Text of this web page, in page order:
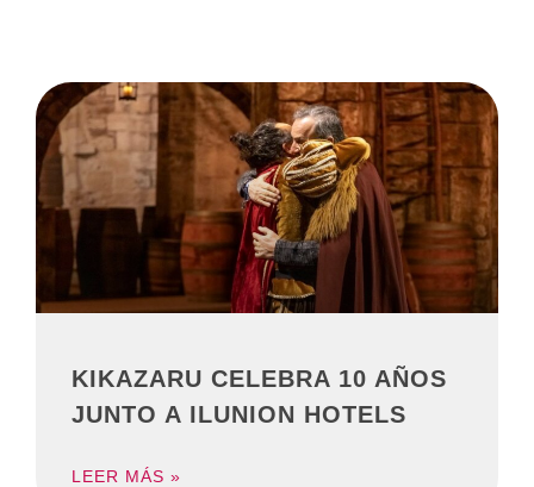
KIKAZARU CELEBRA 10 AÑOS
JUNTO A ILUNION HOTELS
LEER MÁS »